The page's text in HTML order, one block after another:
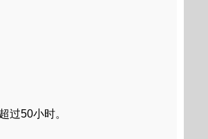
过50小时。